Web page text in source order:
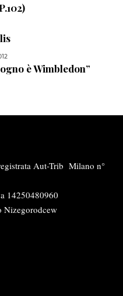
è Wimbledon”
Aut-Trib Milano n°
14250480960
Nizegorodcew